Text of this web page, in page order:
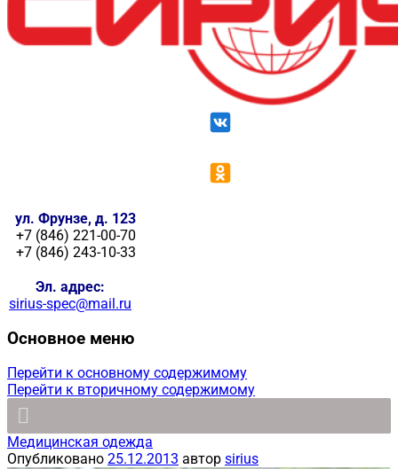
ул. Фрунзе, д. 123
+7 (846) 221-00-70
+7 (846) 243-10-33
Эл. адрес:
sirius-spec@mail.ru
Основное меню
Перейти к основному содержимому
Перейти к вторичному содержимому
Медицинская одежда
Опубликовано 25.12.2013 автор sirius